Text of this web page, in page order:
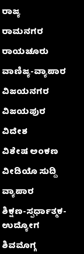
ರಾಜ್ಯ
ರಾಮನಗರ
ರಾಯಚೂರು
ವಾಣಿಜ್ಯ-ವ್ಯಾಪಾರ
ವಿಜಯನಗರ
ವಿಜಯಪುರ
ವಿದೇಶ
ವಿಶೇಷ ಅಂಕಣ
ವೀಡಿಯೊ ಸುದ್ದಿ
ವ್ಯಾಪಾರ
ಶಿಕ್ಷಣ-ಸ್ಪರ್ಧಾತ್ಮಕ-
ಉದ್ಯೋಗ
ಶಿವಮೊಗ್ಗ